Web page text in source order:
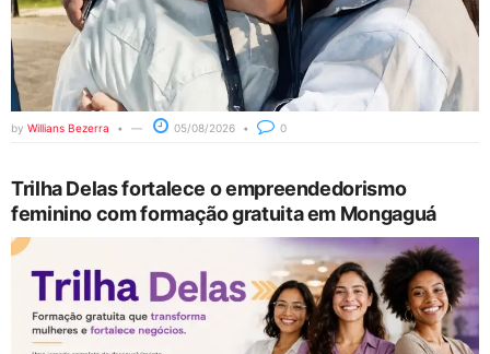
by Willians Bezerra 05/08/2026 0
Trilha Delas fortalece o empreendedorismo
feminino com formação gratuita em Mongaguá